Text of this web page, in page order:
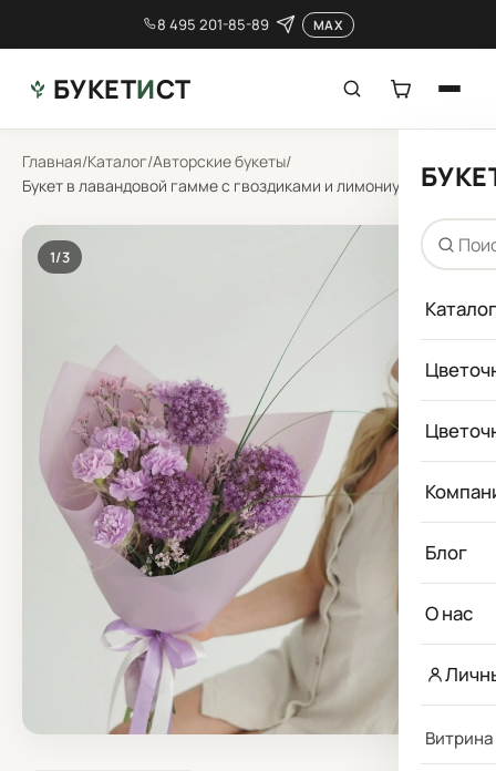
8 495 201-85-89 MAX
БУКЕТИСТ
Каталог
Блог
О нас
Главная/Каталог/Авторские букеты/
Букет в лавандовой гамме с гвоздиками и лимониумом
1/3